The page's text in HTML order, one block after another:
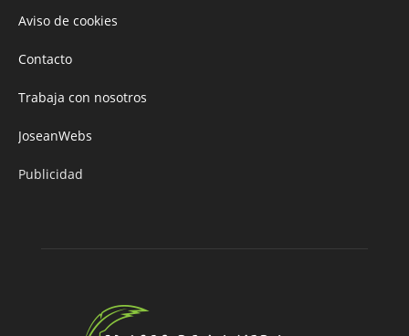
Aviso de cookies
Contacto
Trabaja con nosotros
JoseanWebs
Publicidad